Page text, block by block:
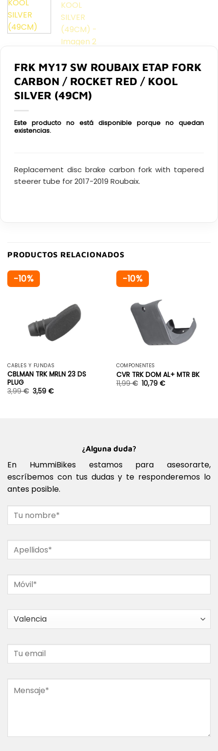
FRK MY17 SW ROUBAIX ETAP FORK
CARBON / ROCKET RED / KOOL
SILVER (49CM)
Este producto no está disponible porque no quedan
existencias.
Replacement disc brake carbon fork with tapered
steerer tube for 2017-2019 Roubaix.
PRODUCTOS RELACIONADOS
-10%
CABLES Y FUNDAS
CBLMAN TRK MRLN 23 DS
PLUG
3,99€ 3,59€
-10%
COMPONENTES
CVR TRK DOM AL+ MTR BK
11,99€ 10,79€
¿Alguna duda?
En HummiBikes estamos para asesorarte,
escríbemos con tus dudas y te responderemos lo
antes posible.